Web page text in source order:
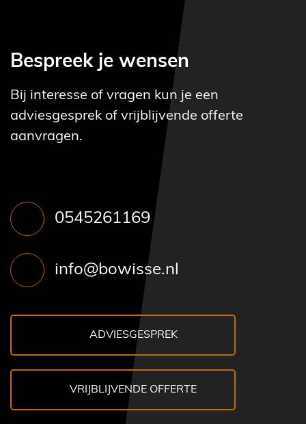
Bespreek je wensen
Bij interesse of vragen kun je een
adviesgesprek of vrijblijvende offerte
aanvragen.
0545261169
info@bowisse.nl
ADVIESGESPREK
VRIJBLIJVENDE OFFERTE